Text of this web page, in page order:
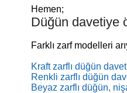
Hemen;
Düğün davetiye
Farklı zarf modelleri
Kraft zarflı düğün
Renkli zarflı düğün
Beyaz zarflı düğün,